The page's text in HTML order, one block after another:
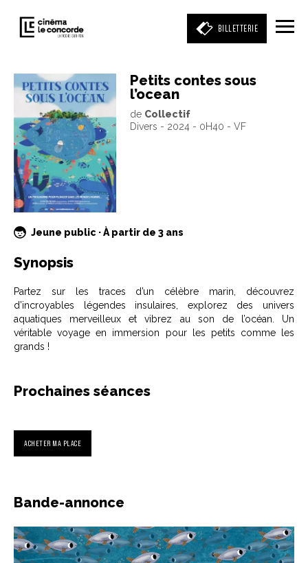
BILLETTERIE
Entrez votre mot clé
(film, réalisateur, acteur, événement)
Petits contes sous
l’ocean
de Collectif
Divers - 2024 - 0H40 - VF
Jeune public · À partir de 3 ans
Synopsis
Partez sur les traces d’un célèbre marin, découvrez
d’incroyables légendes insulaires, explorez des univers
aquatiques merveilleux et vibrez au son de l’océan. Un
véritable voyage en immersion pour les petits comme les
grands !
Prochaines séances
ACHETER MA PLACE
Bande-annonce